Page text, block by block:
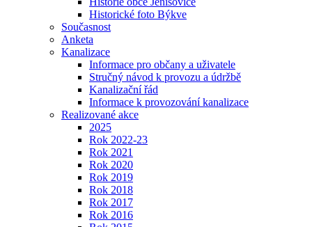
Historické foto Býkve
Současnost
Anketa
Kanalizace
Informace pro občany a uživatele
Stručný návod k provozu a údržbě
Kanalizační řád
Informace k provozování kanalizace
Realizované akce
2025
Rok 2022-23
Rok 2021
Rok 2020
Rok 2019
Rok 2018
Rok 2017
Rok 2016